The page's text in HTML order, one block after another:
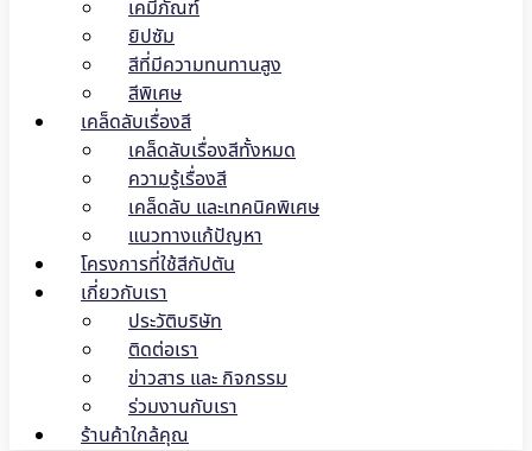
เคมีภัณฑ์
ยิปซัม
สีที่มีความทนทานสูง
สีพิเศษ
เคล็ดลับเรื่องสี
เคล็ดลับเรื่องสีทั้งหมด
ความรู้เรื่องสี
เคล็ดลับ และเทคนิคพิเศษ
แนวทางแก้ปัญหา
โครงการที่ใช้สีกัปตัน
เกี่ยวกับเรา
ประวัติบริษัท
ติดต่อเรา
ข่าวสาร และ กิจกรรม
ร่วมงานกับเรา
ร้านค้าใกล้คุณ